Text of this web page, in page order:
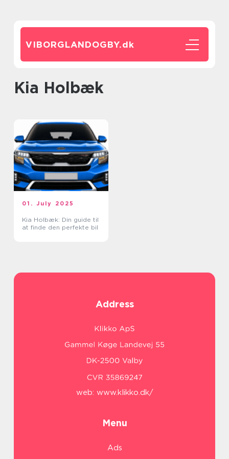
VIBORGLANDOGBY.dk
Kia Holbæk
01. July 2025
Kia Holbæk: Din guide til
at finde den perfekte bil
Address
web: www.klikko.dk/
Menu
Ads